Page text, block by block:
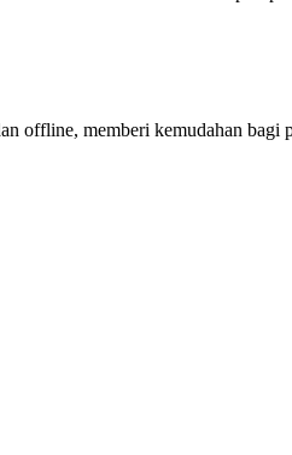
offline, memberi kemudahan bagi